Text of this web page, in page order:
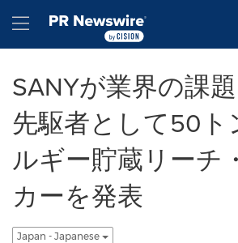
Hamburger menu
SANYが業界の課
先駆者として50ト
ルギー貯蔵リーチ
カーを発表
Japan - Japanese